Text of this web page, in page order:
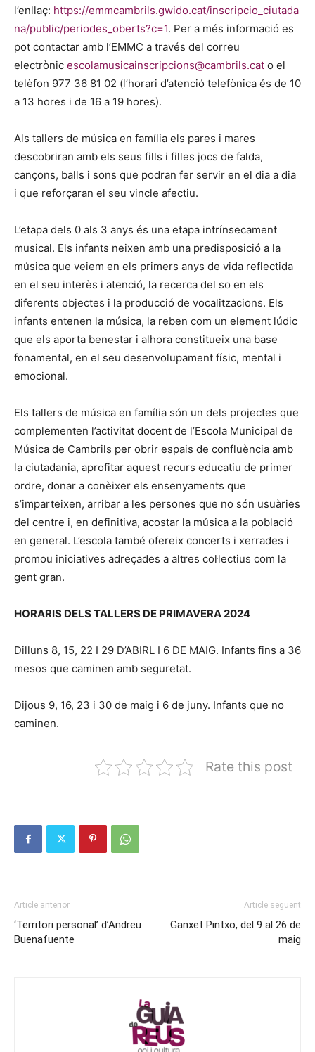
l’enllaç: https://emmcambrils.gwido.cat/inscripcio_ciutada
na/public/periodes_oberts?c=1. Per a més informació es
pot contactar amb l’EMMC a través del correu
electrònic escolamusicainscripcions@cambrils.cat o el
telèfon 977 36 81 02 (l’horari d’atenció telefònica és de 10
a 13 hores i de 16 a 19 hores).
Als tallers de música en família els pares i mares
descobriran amb els seus fills i filles jocs de falda,
cançons, balls i sons que podran fer servir en el dia a dia
i que reforçaran el seu vincle afectiu.
L’etapa dels 0 als 3 anys és una etapa intrínsecament
musical. Els infants neixen amb una predisposició a la
música que veiem en els primers anys de vida reflectida
en el seu interès i atenció, la recerca del so en els
diferents objectes i la producció de vocalitzacions. Els
infants entenen la música, la reben com un element lúdic
que els aporta benestar i alhora constitueix una base
fonamental, en el seu desenvolupament físic, mental i
emocional.
Els tallers de música en família són un dels projectes que
complementen l’activitat docent de l’Escola Municipal de
Música de Cambrils per obrir espais de confluència amb
la ciutadania, aprofitar aquest recurs educatiu de primer
ordre, donar a conèixer els ensenyaments que
s’imparteixen, arribar a les persones que no són usuàries
del centre i, en definitiva, acostar la música a la població
en general. L’escola també ofereix concerts i xerrades i
promou iniciatives adreçades a altres col·lectius com la
gent gran.
HORARIS DELS TALLERS DE PRIMAVERA 2024
Dilluns 8, 15, 22 I 29 D’ABIRL I 6 DE MAIG. Infants fins a 36
mesos que caminen amb seguretat.
Dijous 9, 16, 23 i 30 de maig i 6 de juny. Infants que no
caminen.
Rate this post
Article anterior
‘Territori personal’ d’Andreu
Buenafuente
Article següent
Ganxet Pintxo, del 9 al 26 de
maig